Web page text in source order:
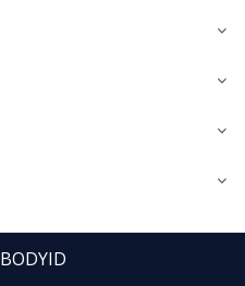
BODYID